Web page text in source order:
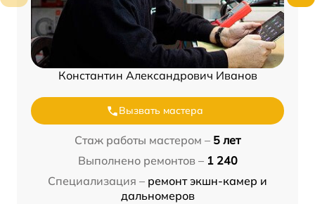
Константин Александрович Иванов
Вызвать мастера
Стаж работы мастером – 5 лет
Выполнено ремонтов – 1 240
Специализация – ремонт экшн-камер и
дальномеров